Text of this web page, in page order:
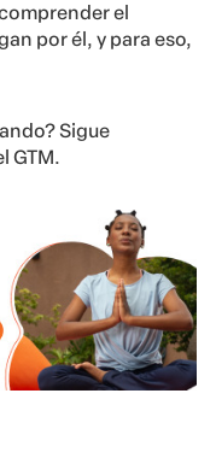
el
por él, y para eso,
Sigue
GTM.